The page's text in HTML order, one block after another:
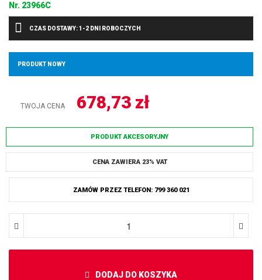
Nr. 23966C
CZAS DOSTAWY: 1-2 DNI ROBOCZYCH
PRODUKT NOWY
TWOJA CENA 678,73 zł
PRODUKT AKCESORYJNY
CENA ZAWIERA 23% VAT
ZAMÓW PRZEZ TELEFON: 799 360 021
DODAJ DO KOSZYKA